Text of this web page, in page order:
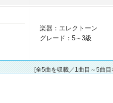
楽器：エレクトーン
グレード：5～3級
[全5曲を収載／1曲目～5曲目